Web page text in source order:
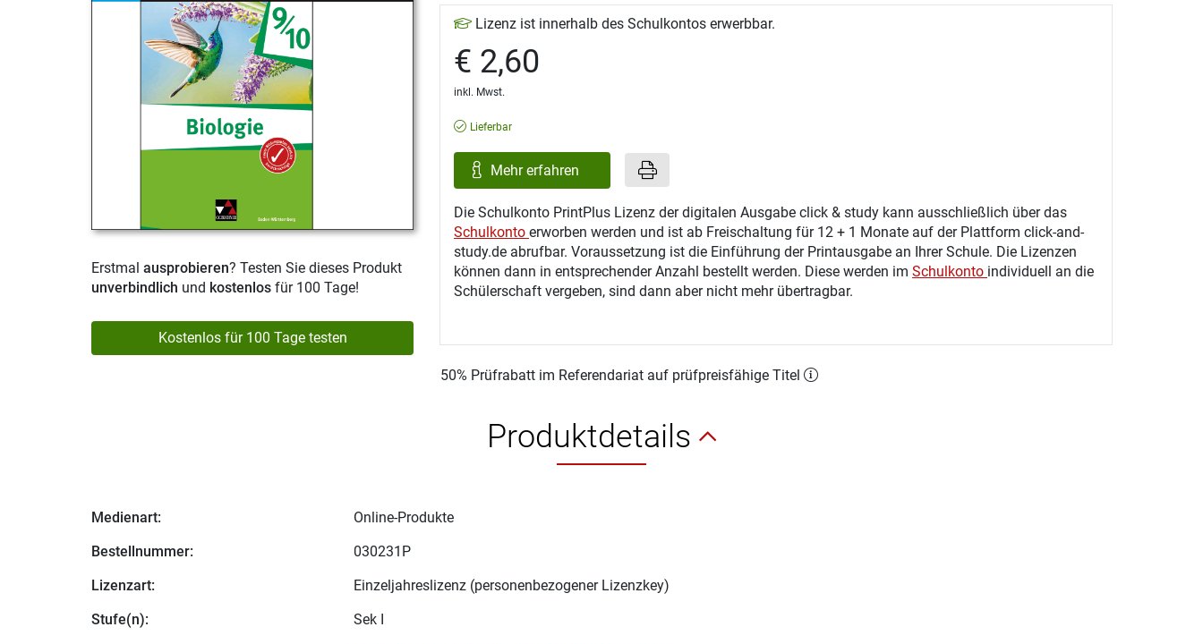
Erstmal ausprobieren? Testen Sie dieses Produkt
unverbindlich und kostenlos für 100 Tage!
Kostenlos für 100 Tage testen
Lizenz ist innerhalb des Schulkontos erwerbbar.
€ 2,60
inkl. Mwst.
Lieferbar
Mehr erfahren
Die Schulkonto PrintPlus Lizenz der digitalen Ausgabe click & study kann ausschließlich über das
Schulkonto erworben werden und ist ab Freischaltung für 12 + 1 Monate auf der Plattform click-and-
study.de abrufbar. Voraussetzung ist die Einführung der Printausgabe an Ihrer Schule. Die Lizenzen
können dann in entsprechender Anzahl bestellt werden. Diese werden im Schulkonto individuell an die
Schülerschaft vergeben, sind dann aber nicht mehr übertragbar.
50% Prüfrabatt im Referendariat auf prüfpreisfähige Titel
Produktdetails
Medienart:
Online-Produkte
Bestellnummer:
030231P
Lizenzart:
Einzeljahreslizenz (personenbezogener Lizenzkey)
Stufe(n):
Sek I